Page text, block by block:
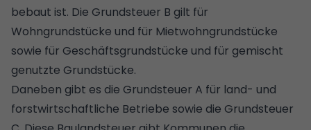
bebaut ist. Die Grundsteuer B gilt für
Wohngrundstücke und für Mietwohngrundstücke
sowie für Geschäftsgrundstücke und für gemischt
genutzte Grundstücke.
Daneben gibt es die Grundsteuer A für land- und
forstwirtschaftliche Betriebe sowie die Grundsteuer